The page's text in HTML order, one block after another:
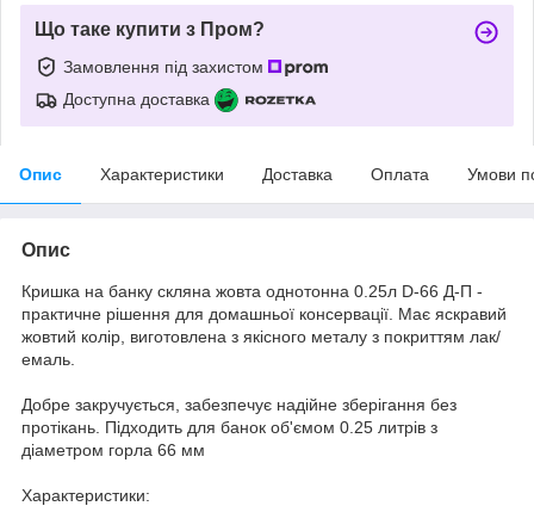
Що таке купити з Пром?
Замовлення під захистом
Доступна доставка
Опис Характеристики Доставка Оплата Умови
Опис
Кришка на банку скляна жовта однотонна 0.25л D-66 Д-П -
практичне рішення для домашньої консервації. Має яскравий
жовтий колір, виготовлена з якісного металу з покриттям лак/
емаль.
Добре закручується, забезпечує надійне зберігання без
протікань. Підходить для банок об'ємом 0.25 литрів з
діаметром горла 66 мм
Характеристики: